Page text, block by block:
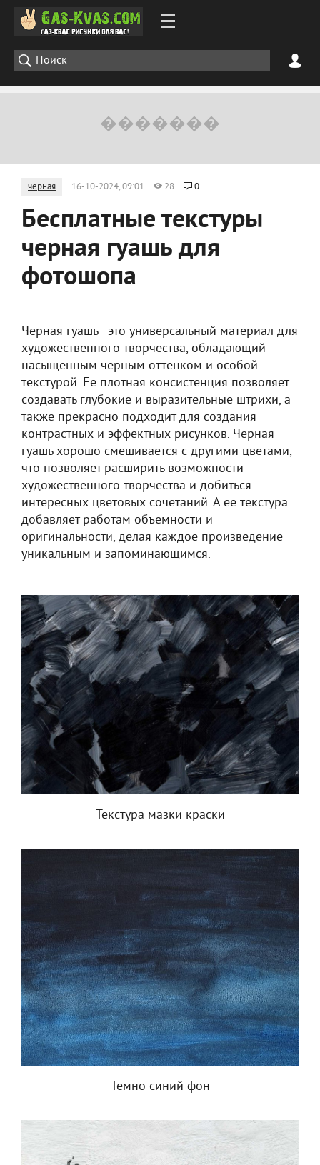
черная 16-10-2024, 09:01 28 0
Бесплатные текстуры
черная гуашь для
фотошопа
Черная гуашь - это универсальный материал для
художественного творчества, обладающий
насыщенным черным оттенком и особой
текстурой. Ее плотная консистенция позволяет
создавать глубокие и выразительные штрихи, а
также прекрасно подходит для создания
контрастных и эффектных рисунков. Черная
гуашь хорошо смешивается с другими цветами,
что позволяет расширить возможности
художественного творчества и добиться
интересных цветовых сочетаний. А ее текстура
добавляет работам объемности и
оригинальности, делая каждое произведение
уникальным и запоминающимся.
Текстура мазки краски
Темно синий фон